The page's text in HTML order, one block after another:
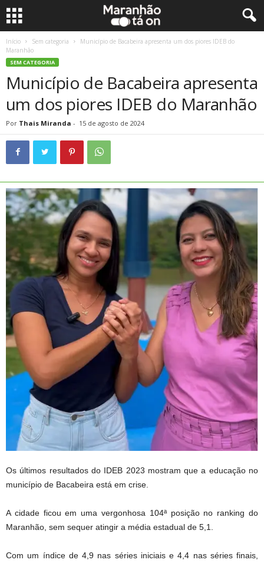
Início Sem categoria
Município de Bacabeira apresenta um dos piores IDEB do
Maranhão
SEM CATEGORIA
Município de Bacabeira apresenta
um dos piores IDEB do Maranhão
Por Thais Miranda - 15 de agosto de 2024
Os últimos resultados do IDEB 2023 mostram que a educação no
município de Bacabeira está em crise.
A cidade ficou em uma vergonhosa 104ª posição no ranking do
Maranhão, sem sequer atingir a média estadual de 5,1.
Com um índice de 4,9 nas séries iniciais e 4,4 nas séries finais,